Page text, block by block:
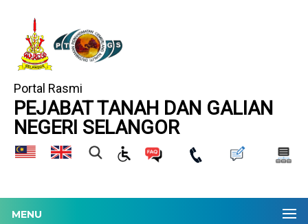
Portal Rasmi
PEJABAT TANAH DAN GALIAN
NEGERI SELANGOR
MENU